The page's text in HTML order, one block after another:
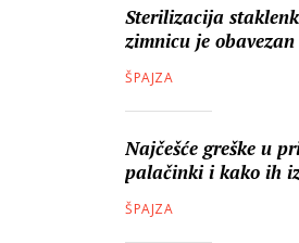
Sterilizacija
zimnicu je
ŠPAJZA
Najčešće greške u
palačinki i kako ih
ŠPAJZA